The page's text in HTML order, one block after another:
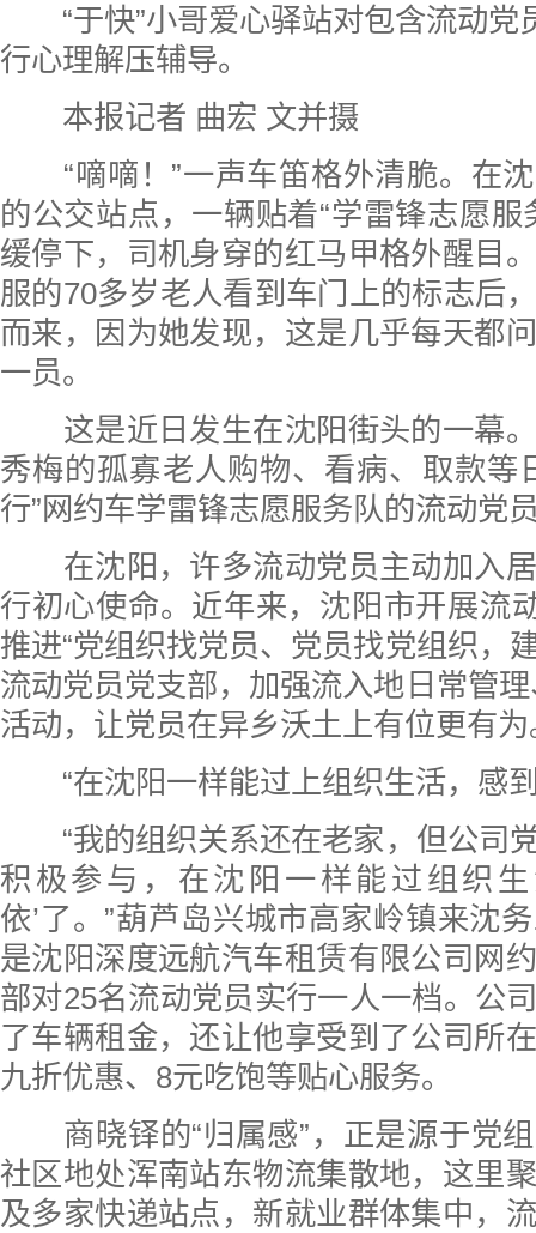
“于快”小哥爱心驿站对包含流动党
行心理解压辅导。
本报记者 曲宏 文并摄
“嘀嘀！”一声车笛格外清脆。在沈
的公交站点，一辆贴着“学雷锋志愿服
缓停下，司机身穿的红马甲格外醒目
服的70多岁老人看到车门上的标志后
而来，因为她发现，这是几乎每天都
一员。
这是近日发生在沈阳街头的一幕。
秀梅的孤寡老人购物、看病、取款等
行”网约车学雷锋志愿服务队的流动党
在沈阳，许多流动党员主动加入居
行初心使命。近年来，沈阳市开展流
推进“党组织找党员、党员找党组织，
流动党员党支部，加强流入地日常管
活动，让党员在异乡沃土上有位更有为
“在沈阳一样能过上组织生活，感到
“我的组织关系还在老家，但公司
积极参与，在沈阳一样能过组织
依’了。”葫芦岛兴城市高家岭镇来沈
是沈阳深度远航汽车租赁有限公司网
部对25名流动党员实行一人一档。公
了车辆租金，还让他享受到了公司所
九折优惠、8元吃饱等贴心服务。
商晓铎的“归属感”，正是源于党组
社区地处浑南站东物流集散地，这里
及多家快递站点，新就业群体集中，